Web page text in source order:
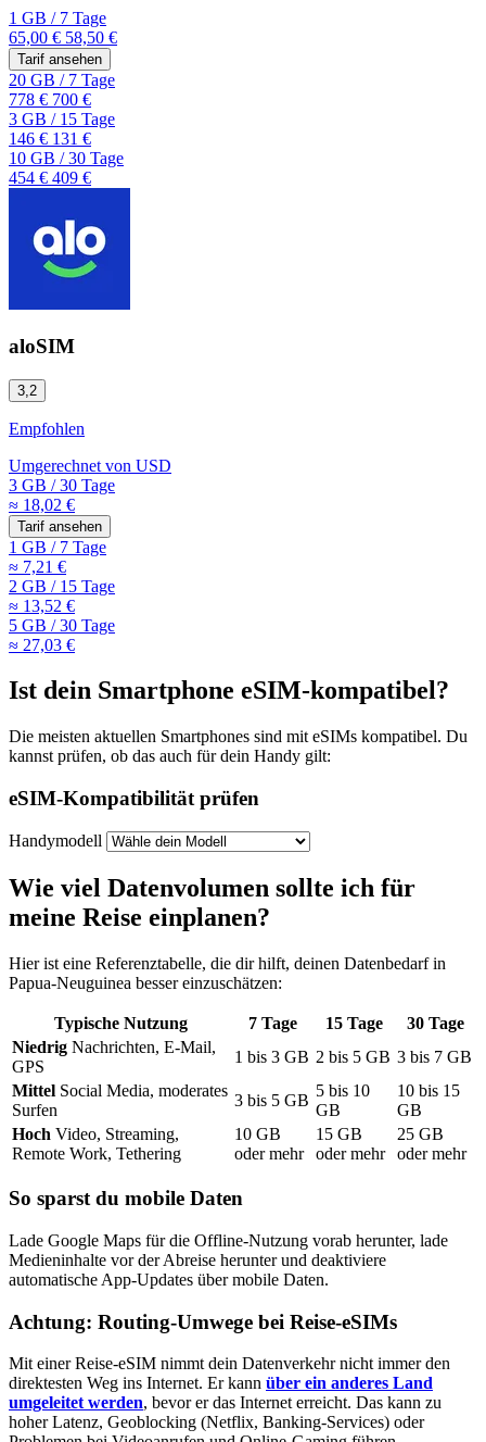
1 GB /7 Tage
65,00 € 58,50 €
Tarif ansehen
20 GB /7 Tage
778 € 700 €
3 GB /15 Tage
146 € 131 €
10 GB /30 Tage
454 € 409 €
aloSIM
3,2
Empfohlen
Umgerechnet von USD
3 GB /30 Tage
≈ 18,02 €
Tarif ansehen
1 GB /7 Tage
≈ 7,21 €
2 GB /15 Tage
≈ 13,52 €
5 GB /30 Tage
≈ 27,03 €
Ist dein Smartphone eSIM-kompatibel?
Die meisten aktuellen Smartphones sind mit eSIMs kompatibel. Du
kannst prüfen, ob das auch für dein Handy gilt:
eSIM-Kompatibilität prüfen
Handymodell
Wie viel Datenvolumen sollte ich für
meine Reise einplanen?
Hier ist eine Referenztabelle, die dir hilft, deinen Datenbedarfin
Papua-Neuguinea besser einzuschätzen:
Typische Nutzung 7 Tage 15 Tage 30 Tage
Niedrig Nachrichten, E-Mail,
GPS
1 bis 3 GB 2 bis 5 GB 3 bis 7 GB
Mittel Social Media, moderates
Surfen
3 bis 5 GB
5 bis 10
GB
10 bis 15
GB
Hoch Video, Streaming,
Remote Work, Tethering
10 GB
oder mehr
15 GB
oder mehr
25 GB
oder mehr
So sparst du mobile Daten
Lade Google Maps für die Offline-Nutzung vorab herunter, lade
Medieninhalte vor der Abreise herunter und deaktiviere
automatische App-Updates über mobile Daten.
Achtung: Routing-Umwege bei Reise-eSIMs
Mit einer Reise-eSIM nimmt dein Datenverkehr nicht immer den
direktesten Weg ins Internet. Er kann über ein anderes Land
umgeleitet werden, bevor er das Internet erreicht. Das kann zu
hoher Latenz, Geoblocking (Netflix, Banking-Services) oder